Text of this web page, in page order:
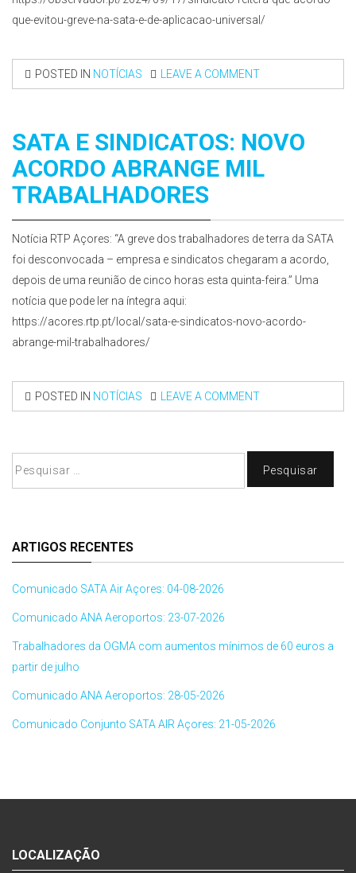
que-evitou-greve-na-sata-e-de-aplicacao-universal/
POSTED IN NOTÍCIAS LEAVE A COMMENT
SATA E SINDICATOS: NOVO
ACORDO ABRANGE MIL
TRABALHADORES
Notícia RTP Açores: “A greve dos trabalhadores de terra da SATA
foi desconvocada – empresa e sindicatos chegaram a acordo,
depois de uma reunião de cinco horas esta quinta-feira.” Uma
notícia que pode ler na íntegra aqui:
https://acores.rtp.pt/local/sata-e-sindicatos-novo-acordo-
abrange-mil-trabalhadores/
POSTED IN NOTÍCIAS LEAVE A COMMENT
ARTIGOS RECENTES
Comunicado SATA Air Açores: 04-08-2026
Comunicado ANA Aeroportos: 23-07-2026
Trabalhadores da OGMA com aumentos mínimos de 60 euros a
partir de julho
Comunicado ANA Aeroportos: 28-05-2026
Comunicado Conjunto SATA AIR Açores: 21-05-2026
LOCALIZAÇÃO